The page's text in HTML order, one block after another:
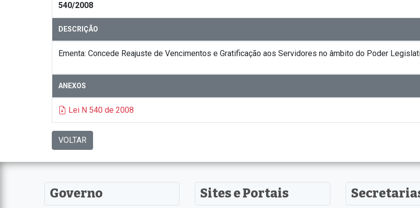
540/2008
DESCRIÇÃO
Ementa: Concede Reajuste de Vencimentos e Gratificação aos Servidores no âmbito do Poder
ANEXOS
Lei N 540 de 2008
VOLTAR
Governo Sites e Portais